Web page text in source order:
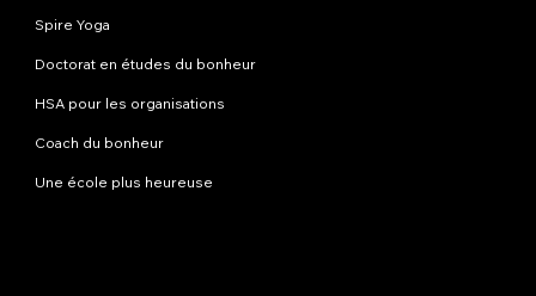
Spire Yoga
Doctorat en études du bonheur
HSA pour les organisations
Coach du bonheur
Une école plus heureuse